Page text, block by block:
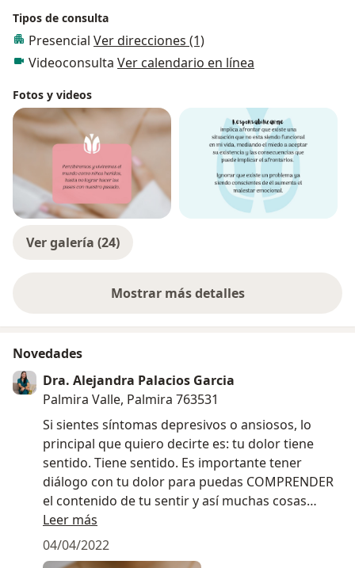
sentido de vida a través del captar lo valioso del sí
mismo y consigo el transitar de vida.
Tipos de consulta
Presencial Ver direcciones (1)
Videoconsulta Ver calendario en línea
Fotos y videos
Ver galería (24)
Mostrar más detalles
sobre la experiencia
Novedades
Dra. Alejandra Palacios Garcia
Palmira Valle, Palmira 763531
Si sientes síntomas depresivos o ansiosos, lo
principal que quiero decirte es: tu dolor tiene
sentido. Tiene sentido. Es importante tener
diálogo con tu dolor para puedas COMPRENDER
el contenido de tu sentir y así muchas cosas
logran adquirir sentido para ejercer acción hacia
tu bienestar. Mereces verte con amor y lograr
tener apoyo práctico. ¡Agenda tu cita!
Leer más
04/04/2022